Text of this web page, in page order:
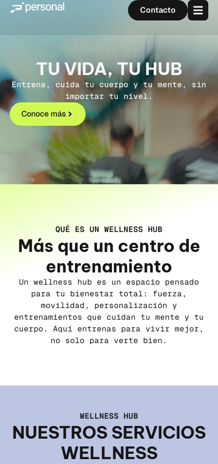
Contacto
TU VIDA, TU HUB
Entrena, cuida tu cuerpo y tu mente, sin
importar tu nivel.
Conoce más
QUÉ ES UN WELLNESS HUB
Más que un centro de
entrenamiento
Un wellness hub es un espacio pensado
para tu bienestar total: fuerza,
movilidad, personalización y
entrenamientos que cuidan tu mente y tu
cuerpo. Aquí entrenas para vivir mejor,
no solo para verte bien.
WELLNESS HUB
NUESTROS SERVICIOS
WELLNESS